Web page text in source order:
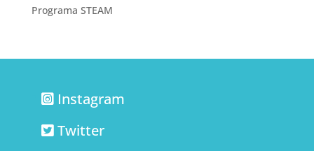
Programa STEAM
Instagram
Twitter